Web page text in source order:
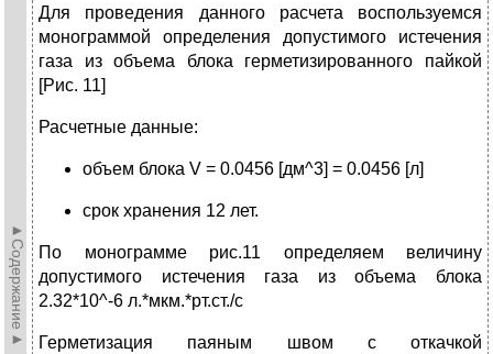
►Содержание►
Для проведения данного расчета воспользуемся
монограммой определения допустимого истечения
газа из объема блока герметизированного пайкой
[Рис. 11]
Расчетные данные:
объем блока V = 0.0456 [дм^3] = 0.0456 [л]
срок хранения 12 лет.
По монограмме рис.11 определяем величину
допустимого истечения газа из объема блока
2.32*10^-6 л.*мкм.*рт.ст./с
Герметизация паяным швом с откачкой